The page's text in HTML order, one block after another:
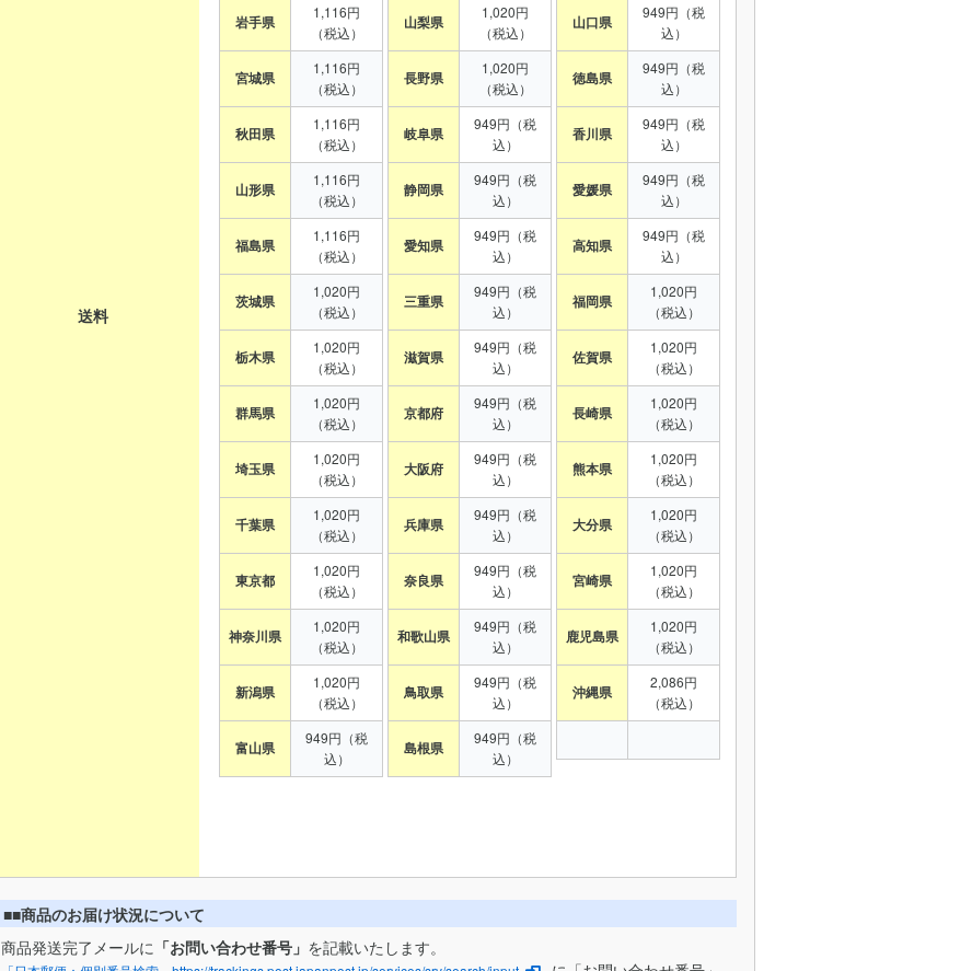
送料
岩手県
1,116円
（税込）
宮城県
1,116円
（税込）
秋田県
1,116円
（税込）
山形県
1,116円
（税込）
福島県
1,116円
（税込）
茨城県
1,020円
（税込）
栃木県
1,020円
（税込）
群馬県
1,020円
（税込）
埼玉県
1,020円
（税込）
千葉県
1,020円
（税込）
東京都
1,020円
（税込）
神奈川県
1,020円
（税込）
新潟県
1,020円
（税込）
富山県
949円（税
込）
山梨県
1,020円
（税込）
長野県
1,020円
（税込）
岐阜県
949円（税
込）
静岡県
949円（税
込）
愛知県
949円（税
込）
三重県
949円（税
込）
滋賀県
949円（税
込）
京都府
949円（税
込）
大阪府
949円（税
込）
兵庫県
949円（税
込）
奈良県
949円（税
込）
和歌山県
949円（税
込）
鳥取県
949円（税
込）
島根県
949円（税
込）
山口県
949円（税
込）
徳島県
949円（税
込）
香川県
949円（税
込）
愛媛県
949円（税
込）
高知県
949円（税
込）
福岡県
1,020円
（税込）
佐賀県
1,020円
（税込）
長崎県
1,020円
（税込）
熊本県
1,020円
（税込）
大分県
1,020円
（税込）
宮崎県
1,020円
（税込）
鹿児島県
1,020円
（税込）
沖縄県
2,086円
（税込）
■■商品のお届け状況について
商品発送完了メールに 「お問い合わせ番号」 を記載いたします。